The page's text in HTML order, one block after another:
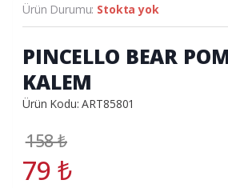
Ürün Durumu: Stokta yok
PINCELLO BEAR
KALEM
Ürün Kodu: ART85801
158₺
79 ₺